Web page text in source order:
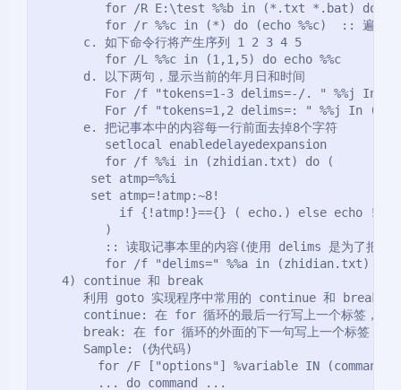
for /R E:\test %%b in (*.txt *.bat) do
for /r %%c in (*) do (echo %%c)  :: 遍历当
      c. 如下命令行将产生序列 1 2 3 4 5
         for /L %%c in (1,1,5) do echo %%c
      d. 以下两句，显示当前的年月日和时间
For /f "tokens=1-3 delims=-/. " %%j In
For /f "tokens=1,2 delims=: " %%j In
      e. 把记事本中的内容每一行前面去掉8个字符
         setlocal enabledelayedexpansion
         for /f %%i in (zhidian.txt) do (
	   set atmp=%%i
	   set atmp=!atmp:~8!
if {!atmp!}=={} ( echo.) else echo
         )
:: 读取记事本里的内容(使用 delims 是为了把一
for /f "delims=" %%a in (zhidian.txt) do
   4) continue 和 break
利用 goto 实现程序中常用的 continue 和 break 命
continue: 在 for 循环的最后一行写上一个标签，跳
break: 在 for 循环的外面的下一句写上一个标签，跳
      Sample: (伪代码)
for /F ["options"] %variable IN (command)
        ... do command ...